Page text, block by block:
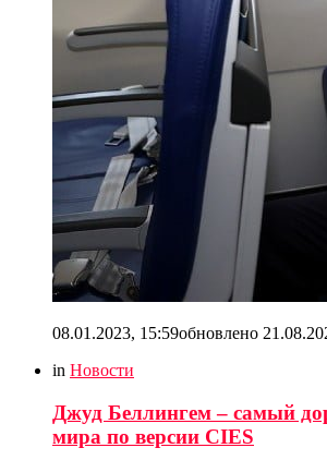
08.01.2023, 15:59обновлено
in Новости
Джуд Беллингем – самый
мира по версии CIES